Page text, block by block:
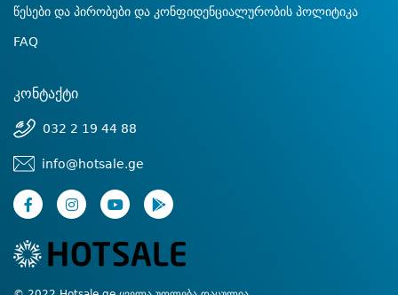
წესები და პირობები და კონფიდენციალურობის პოლიტიკა
FAQ
კონტაქტი
032 2 19 44 88
info@hotsale.ge